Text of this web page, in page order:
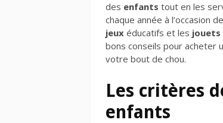
des enfants tout en les
chaque année à l’occasion de
jeux éducatifs et les jouets
bons conseils pour acheter
votre bout de chou.
Les critères
enfants